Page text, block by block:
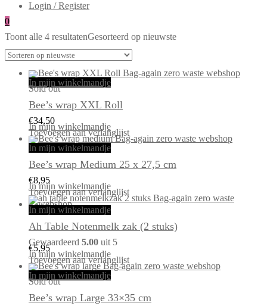
Login / Register
0
Toont alle 4 resultatenGesorteerd op nieuwste
In mijn winkelmandje
Sold out
Bee’s wrap XXL Roll
€34,50
In mijn winkelmandje
Toevoegen aan verlanglijst
In mijn winkelmandje
Bee’s wrap Medium 25 x 27,5 cm
€8,95
In mijn winkelmandje
Toevoegen aan verlanglijst
In mijn winkelmandje
Ah Table Notenmelk zak (2 stuks)
Gewaardeerd 5.00 uit 5
€5,95
In mijn winkelmandje
Toevoegen aan verlanglijst
In mijn winkelmandje
Sold out
Bee’s wrap Large 33×35 cm